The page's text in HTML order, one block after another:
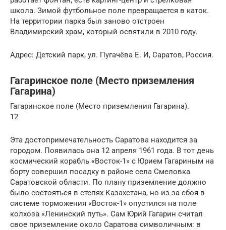
школа. Зимой футбольное поле превращается в каток.
На территории парка был заново отстроен
Владимирский храм, который освятили в 2010 году.
Адрес: Детский парк, ул. Пугачёва Е. И, Саратов, Россия.
Гагаринское поле (Место приземления
Гагарина)
Гагаринское поле (Место приземления Гагарина).
12
Эта достопримечательность Саратова находится за
городом. Появилась она 12 апреля 1961 года. В тот день
космический корабль «Восток-1» с Юрием Гагариным на
борту совершил посадку в районе села Смеловка
Саратовской области. По плану приземление должно
было состояться в степях Казахстана, но из-за сбоя в
системе торможения «Восток-1» опустился на поле
колхоза «Ленинский путь». Сам Юрий Гагарин считал
свое приземление около Саратова символичным: в